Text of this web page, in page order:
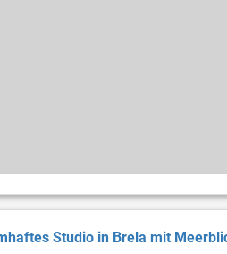
Studio in Brela mit